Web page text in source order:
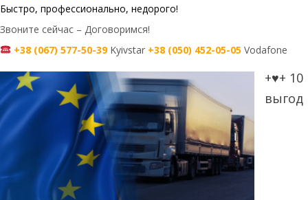
Быстро, профессионально, недорого!
Звоните сейчас – Договоримся!
+38 (067) 577-50-39Kyivstar +38 (050) 452-05-05Vodafone
+♥+ 10
выгод